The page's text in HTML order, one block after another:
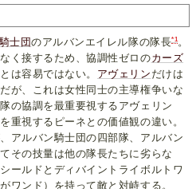
士団のアルバンエイレル隊の隊長*1。
く接するため、協調性ゼロのカーズ
は容易ではない。 アヴェリン だけは
が、これは女性同士の主導権争いな
の協調を最重要視するアヴェリン
重視するピーネとの価値観の違い。
アルバン騎士団の四部隊、アルバン
その技量は他の隊長たちに劣らな
ールドとディバイントライボルトワ
ワンド）を持って敵と対峙する。